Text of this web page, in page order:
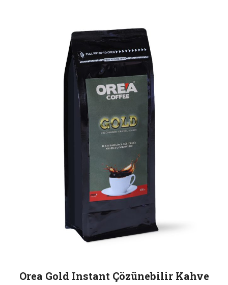
Orea Gold Instant Çözünebilir Kahve